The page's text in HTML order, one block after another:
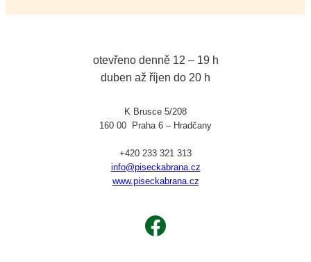
otevřeno denně 12 – 19 h
duben až říjen do 20 h
K Brusce 5/208
160 00 Praha 6 – Hradčany
+420 233 321 313
info@piseckabrana.cz
www.piseckabrana.cz
Facebook